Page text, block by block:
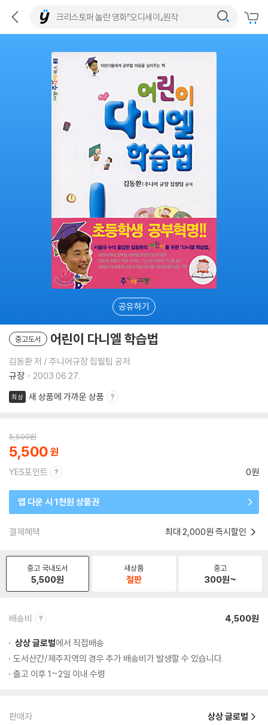
공유하기
중고도서 어린이 다니엘 학습법
김동환 저 / 주니어규장 집필팀 공저
규장
2003.06.27.
최상 새 상품에 가까운 상품
5,500원
5,500
YES포인트 0원
앱 다운 시 1천원 상품권
결제혜택 최대 2,000원 즉시할인
중고 국내도서
5,500원
새상품
절판
중고
300원~
배송비 4,500원
상상 글로벌에서 직접배송
도서산간/제주지역의 경우 추가 배송비가 발생할 수 있습니다.
출고 이후 1~2일 이내 수령
판매자 상상 글로벌